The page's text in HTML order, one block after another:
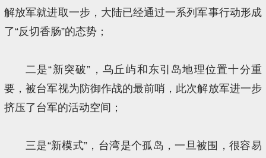
解放军就进取一步，大陆已经通过一系列军事行动形成
了“反切香肠”的态势；
二是“新突破”，乌丘屿和东引岛地理位置十分重
要，被台军视为防御作战的最前哨，此次解放军进一步
挤压了台军的活动空间；
三是“新模式”，台湾是个孤岛，一旦被围，很容易